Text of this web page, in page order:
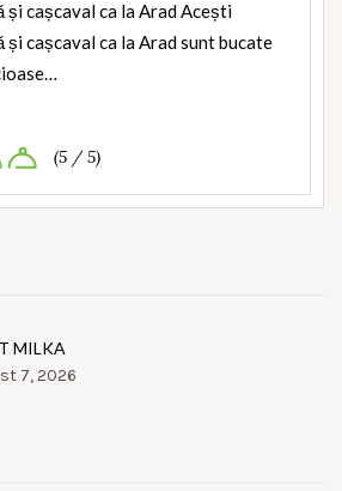
și cașcaval ca la Arad Acești
și cașcaval ca la Arad sunt bucate
(5 / 5)
MILKA
7, 2026